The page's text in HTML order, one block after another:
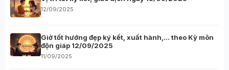
12/09/2025
Giờ tốt hướng đẹp ký kết, xuất hành,… theo Kỳ môn
độn giáp 12/09/2025
11/09/2025